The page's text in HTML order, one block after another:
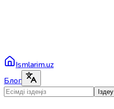
Ismlarim.uz
Блог
Іздеу